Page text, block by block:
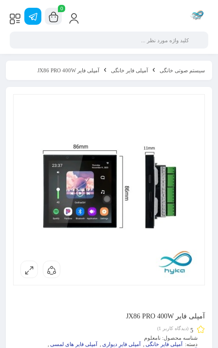
0
سیستم صوتی خانگی آمپلی فایر خانگی آمپلی فایر JX86 PRO 400W
آمپلی فایر JX86 PRO 400W
5 (دیدگاه کاربر 1
)
شناسه محصول: نامعلوم
دسته: آمپلی فایر خانگی آمپلی فایر دیواری آمپلی فایر های لمسی